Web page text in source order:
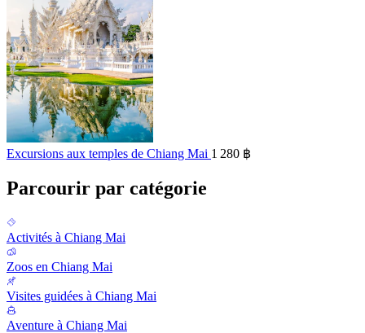
Excursions aux temples de Chiang Mai 1 280 ฿
Parcourir par catégorie
Activités à Chiang Mai
Zoos en Chiang Mai
Visites guidées à Chiang Mai
Aventure à Chiang Mai